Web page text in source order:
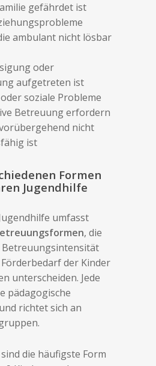
gefährdet ist
ambulant nicht lösbar
oder
aufgetreten ist
soziale Probleme
Betreuung erfordern
nicht
ist
Formen
Jugendhilfe
umfasst
, die
Betreuungsintensität
der Kinder
unterscheiden. Jede
pädagogische
richtet sich an
sind die häufigste Form